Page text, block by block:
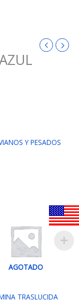
Y PESADOS
AGOTADO
TRASLUCIDA